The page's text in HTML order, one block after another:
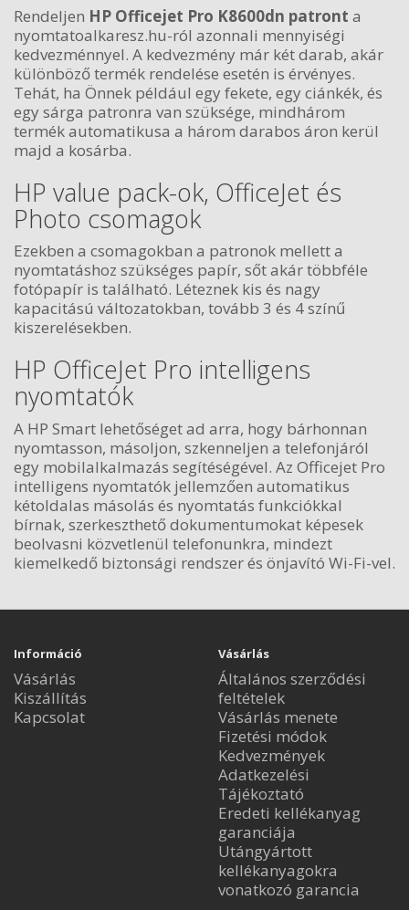
Rendeljen HP Officejet Pro K8600dn patront a
nyomtatoalkaresz.hu-ról azonnali mennyiségi
kedvezménnyel. A kedvezmény már két darab, akár
különböző termék rendelése esetén is érvényes.
Tehát, ha Önnek például egy fekete, egy ciánkék, és
egy sárga patronra van szüksége, mindhárom
termék automatikusa a három darabos áron kerül
majd a kosárba.
HP value pack-ok, OfficeJet és
Photo csomagok
Ezekben a csomagokban a patronok mellett a
nyomtatáshoz szükséges papír, sőt akár többféle
fotópapír is található. Léteznek kis és nagy
kapacitású változatokban, tovább 3 és 4 színű
kiszerelésekben.
HP OfficeJet Pro intelligens
nyomtatók
A HP Smart lehetőséget ad arra, hogy bárhonnan
nyomtasson, másoljon, szkenneljen a telefonjáról
egy mobilalkalmazás segítéségével. Az Officejet Pro
intelligens nyomtatók jellemzően automatikus
kétoldalas másolás és nyomtatás funkciókkal
bírnak, szerkeszthető dokumentumokat képesek
beolvasni közvetlenül telefonunkra, mindezt
kiemelkedő biztonsági rendszer és önjavító Wi-Fi-vel.
Információ
Vásárlás
Kiszállítás
Kapcsolat
Vásárlás
Általános szerződési
feltételek
Vásárlás menete
Fizetési módok
Kedvezmények
Adatkezelési
Tájékoztató
Eredeti kellékanyag
garanciája
Utángyártott
kellékanyagokra
vonatkozó garancia